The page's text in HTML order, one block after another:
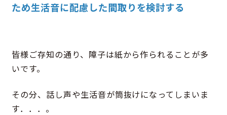
ため生活音に配慮した間取りを検討する
皆様ご存知の通り、障子は紙から作られることが多
いです。
その分、話し声や生活音が筒抜けになってしまいま
す．．．。